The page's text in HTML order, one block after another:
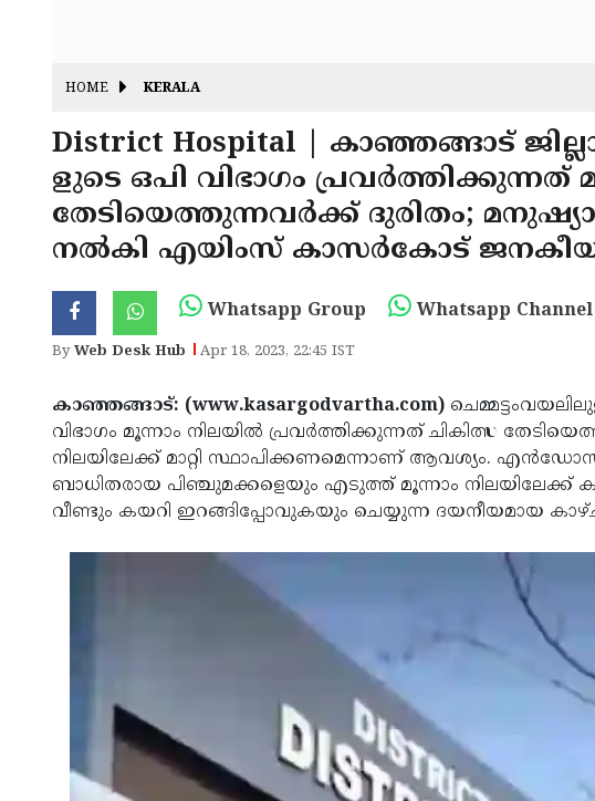
HOME KERALA
District Hospital | കാഞ്ഞങ്ങാട്
ളുടെ ഒപി വിഭാഗം പ്രവര്‍ത്തിക്കുന്നത്
തേടിയെത്തുന്നവര്‍ക്ക് ദുരിതം;
നല്‍കി എയിംസ് കാസര്‍കോട് ജനകീയ
Whatsapp Group Whatsapp Channel
ByWeb Desk Hub Apr 18, 2023, 22:45 IST
കാഞ്ഞങ്ങാട്: (www.kasargodvartha.com)
വിഭാഗം മൂന്നാം നിലയില്‍ പ്രവര്‍ത്തിക്കുന്നത് ചികിത്സ
നിലയിലേക്ക് മാറ്റി സ്ഥാപിക്കണമെന്നാണ് ആവശ്യം.
ബാധിതരായ പിഞ്ചുമക്കളെയും എടുത്ത് മൂന്നാം നിലയിലേക്ക്
വീണ്ടും കയറി ഇറങ്ങിപ്പോവുകയും ചെയ്യുന്ന ദയനീയമായ